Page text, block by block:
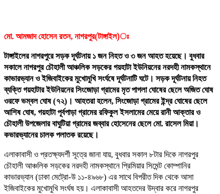
মো. আমজাদ হোসেন রতন, নাগরপুর(টাঙ্গাইল)ঃ
টাঙ্গাইলের নাগরপুরে সড়ক দূর্ঘটনায় ১ জন নিহত ও ৩ জন আহত হয়েছে। বুধবার
সকালে নাগরপুর চৌহালী আঞ্চলিক সড়কের গয়হাটা ইউনিয়নের নরদহী নামকস্থানে
কাভারভ্যান ও ইজিবাইকের মুখোমুখি সংর্ঘষে দূর্ঘটনাটি ঘটে। সড়ক দূর্ঘটনায় নিহত
ব্যক্তি গয়হাটার ইউনিয়নের সিংজোড়া গ্রামের মৃত পাগলা ঘোষের ছেলে অজিত ঘোষ
ওরফে ভম্বল ঘোষ (৭২)। আহতরা হলেন, সিংজোড়া গ্রামের ইন্দ্র ঘোষের ছেলে
আশিষ ঘোষ, গয়হাটা পূর্বপাড়া গ্রামের রফিকুল ইসলামের মেয়ে রানী আক্তার ও
চৌহালী উপজেলার বাঘুটিয়া গ্রামের জব্বার হোসেনের ছেলে মো. রাসেল মিয়া।
কভারভ্যানের চালক পলাতক রয়েছে।
এলাকাবাসী ও প্রতক্ষ্যদর্শী সূত্রে জানা যায়, বুধবার সকাল ৮টার দিকে নাগরপুর
চৌহালী আঞ্চলিক সড়কের নরদহী নামকস্থানে প্রিমিয়ার সিমেন্ট কোম্পানির
কাভারভ্যান (ঢাকা মেট্রো-উ ১১-৪৯৬৮) এর সাথে বিপরীত দিক থেকে আসা
ইজিবাইকের মুখোমুখি সংর্ঘষ হয়। এলাকাবাসী আহতদের উদ্বার করে নাগরপুর